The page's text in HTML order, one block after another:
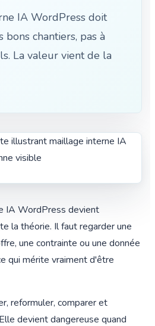
IA WordPress doit
bons chantiers, pas à
La valeur vient de la
IA WordPress devient
la théorie. Il faut regarder une
une contrainte ou une donnée
qui mérite vraiment d'être
reformuler, comparer et
devient dangereuse quand